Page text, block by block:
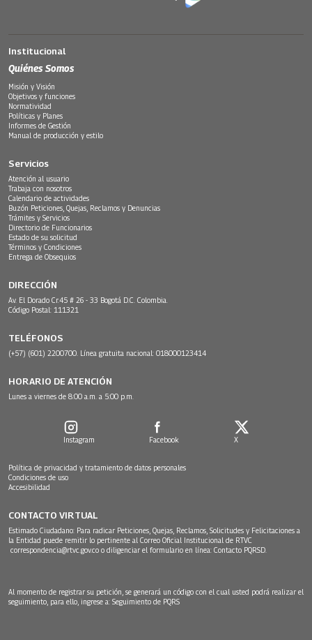
Institucional
Quiénes Somos
Misión y Visión
Objetivos y funciones
Normatividad
Políticas y Planes
Informes de Gestión
Manual de producción y estilo
Servicios
Atención al usuario
Trabaja con nosotros
Calendario de actividades
Buzón Peticiones, Quejas, Reclamos y Denuncias
Trámites y Servicios
Directorio de Funcionarios
Estado de su solicitud
Términos y Condiciones
Entrega de Obsequios
DIRECCIÓN
Av. El Dorado Cr.45 # 26 - 33 Bogotá D.C. Colombia.
Código Postal: 111321
TELÉFONOS
(+57) (601) 2200700. Línea gratuita nacional: 018000123414
HORARIO DE ATENCIÓN
Lunes a viernes de 8:00 a.m. a 5:00 p.m.
Instagram Facebook X
Política de privacidad y tratamiento de datos personales
Condiciones de uso
Accesibilidad
CONTACTO VIRTUAL
Estimado Ciudadano: Para radicar Peticiones, Quejas, Reclamos, Solicitudes y Felicitaciones a
la Entidad puede remitir lo pertinente al Correo Oficial Institucional de RTVC
correspondencia@rtvc.gov.co o diligenciar el formulario en línea: Contacto PQRSD.
Al momento de registrar su petición, se generará un código con el cual usted podrá realizar el
seguimiento, para ello, ingrese a: Seguimiento de PQRS